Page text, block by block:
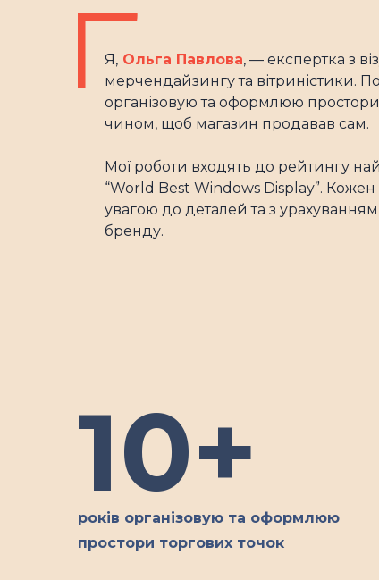
Я, Ольга Павлова, — експертка з
мерчендайзингу та вітриністики.
організовую та оформлюю
чином, щоб магазин продавав сам.
Мої роботи входять до рейтингу
“World Best Windows Display”.
увагою до деталей та з урахуванням
бренду.
10+
років організовую та оформлюю
простори торгових точок